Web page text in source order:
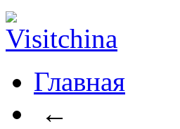
Главная
←